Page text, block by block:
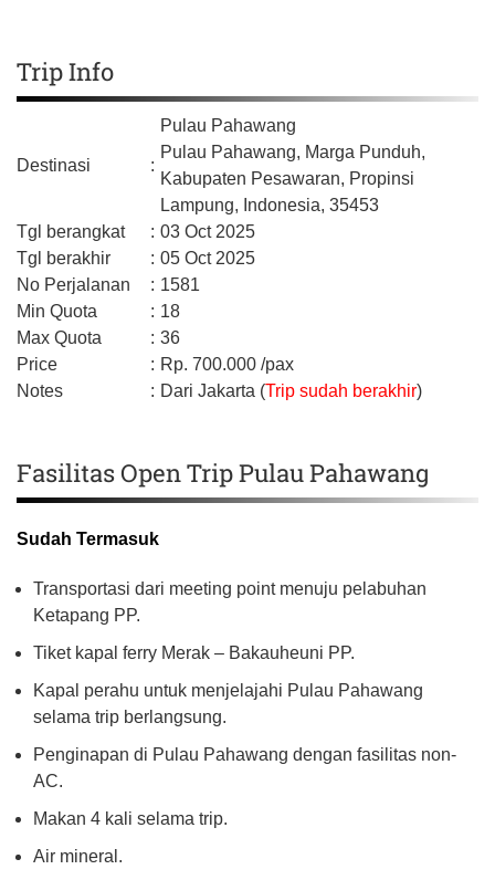
Trip Info
Destinasi :
Pulau Pahawang
Pulau Pahawang, Marga Punduh,
Kabupaten Pesawaran, Propinsi
Lampung, Indonesia, 35453
Tgl berangkat
: 03 Oct 2025
Tgl berakhir
: 05 Oct 2025
No Perjalanan
: 1581
Min Quota
: 18
Max Quota
: 36
Price
: Rp. 700.000 /pax
Notes
: Dari Jakarta (Trip sudah berakhir)
Fasilitas Open Trip Pulau Pahawang
Sudah Termasuk
Transportasi dari meeting point menuju pelabuhan
Ketapang PP.
Tiket kapal ferry Merak – Bakauheuni PP.
Kapal perahu untuk menjelajahi Pulau Pahawang
selama trip berlangsung.
Penginapan di Pulau Pahawang dengan fasilitas non-
AC.
Makan 4 kali selama trip.
Air mineral.